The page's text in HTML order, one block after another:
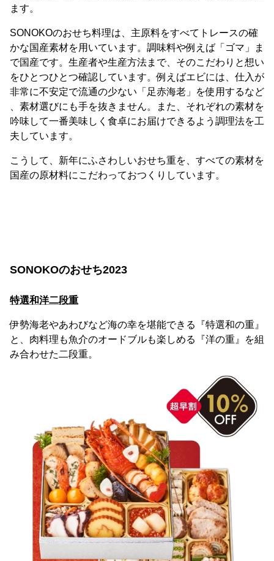
ます。
SONOKOのおせち料理は、主原料をすべてトレースの確
かな国産素材を用いています。調味料や例えば「ゴマ」ま
で国産です。生産者や生産方法まで、そのこだわりと想い
をひとつひとつ確認しています。例えばエビには、仕入が
非常に不安定で流通の少ない「足赤海老」を使用するなど
、素材選びにも手を抜きません。また、それぞれの素材を
吟味して一番美味しく食卓にお届けできるよう調理法を工
夫しています。
こうして、新年にふさわしいおせち重を、すべての素材を
国産の原材料にこだわっておつくりしています。
SONOKOのおせち2023
特選和洋二段重
伊勢海老やあわびなど海の幸を堪能できる『特選和の重』
と、肉料理も魚介のオードブルも楽しめる『洋の重』を組
み合わせた二段重。